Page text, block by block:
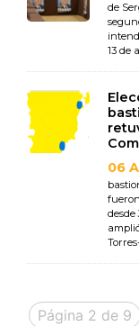
de
13 de
06
Página 2 de 9